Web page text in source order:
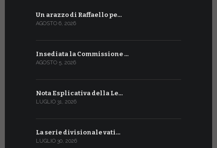
Un arazzo di Raffaello pe…
AGOSTO 6, 2026
Insediata la Commissione …
AGOSTO 5, 2026
Nota Esplicativa della Le…
LUGLIO 31, 2026
La serie divisionale vati…
LUGLIO 30, 2026